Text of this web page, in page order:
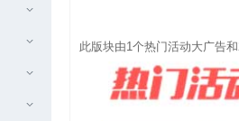
此版块由1个热门活动大广告